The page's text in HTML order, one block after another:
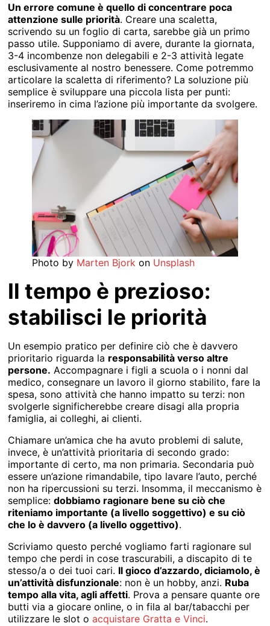
Un errore comune è quello di concentrare poca
attenzione sulle priorità. Creare una scaletta,
scrivendo su un foglio di carta, sarebbe già un primo
passo utile. Supponiamo di avere, durante la giornata,
3-4 incombenze non delegabili e 2-3 attività legate
esclusivamente al nostro benessere. Come potremmo
articolare la scaletta di riferimento? La soluzione più
semplice è sviluppare una piccola lista per punti:
inseriremo in cima l’azione più importante da svolgere.
Photo by Marten Bjork on Unsplash
Il tempo è prezioso:
stabilisci le priorità
Un esempio pratico per definire ciò che è davvero
prioritario riguarda la responsabilità verso altre
persone. Accompagnare i figli a scuola o i nonni dal
medico, consegnare un lavoro il giorno stabilito, fare la
spesa, sono attività che hanno impatto su terzi: non
svolgerle significherebbe creare disagi alla propria
famiglia, ai colleghi, ai clienti.
Chiamare un’amica che ha avuto problemi di salute,
invece, è un’attività prioritaria di secondo grado:
importante di certo, ma non primaria. Secondaria può
essere un’azione rimandabile, tipo lavare l’auto, perché
non ha ripercussioni su terzi. Insomma, il meccanismo è
semplice:dobbiamo ragionare bene su ciò che
riteniamo importante (a livello soggettivo) e su ciò
che lo è davvero (a livello oggettivo).
Scriviamo questo perché vogliamo farti ragionare sul
tempo che perdi in cose trascurabili, a discapito di te
stesso/a o dei tuoi cari. Il gioco d’azzardo, diciamolo, è
un’attività disfunzionale: non è un hobby, anzi. Ruba
tempo alla vita, agli affetti. Prova a pensare quante ore
butti via a giocare online, o in fila al bar/tabacchi per
utilizzare le slot oacquistare Gratta e Vinci.